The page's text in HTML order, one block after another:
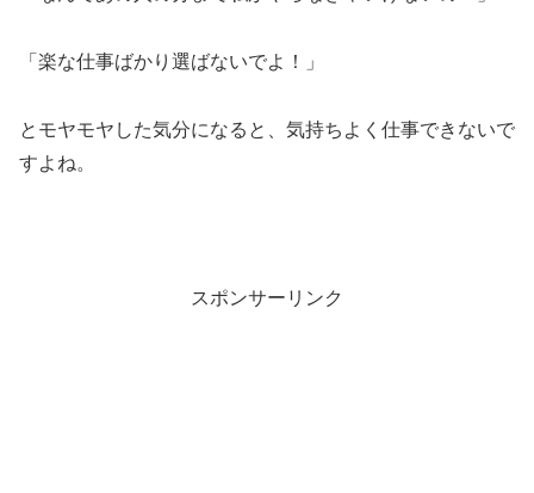
「楽な仕事ばかり選ばないでよ！」
とモヤモヤした気分になると、気持ちよく仕事できないで
すよね。
スポンサーリンク